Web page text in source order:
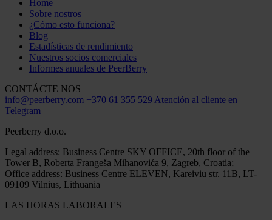
Home
Sobre nostros
¿Cómo esto funciona?
Blog
Estadísticas de rendimiento
Nuestros socios comerciales
Informes anuales de PeerBerry
CONTÁCTE NOS
info@peerberry.com +370 61 355 529 Atención al cliente en
Telegram
Peerberry d.o.o.
Legal address: Business Centre SKY OFFICE, 20th floor of the
Tower B, Roberta Frangeša Mihanovića 9, Zagreb, Croatia;
Office address: Business Centre ELEVEN, Kareiviu str. 11B, LT-
09109 Vilnius, Lithuania
LAS HORAS LABORALES